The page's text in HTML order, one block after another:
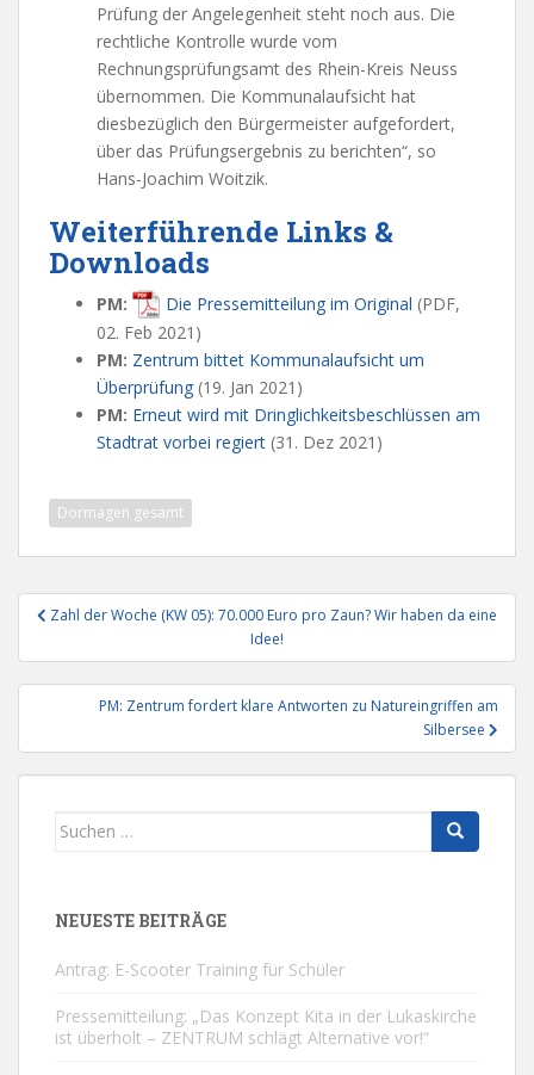
Prüfung der Angelegenheit steht noch aus. Die
rechtliche Kontrolle wurde vom
Rechnungsprüfungsamt des Rhein-Kreis Neuss
übernommen. Die Kommunalaufsicht hat
diesbezüglich den Bürgermeister aufgefordert,
über das Prüfungsergebnis zu berichten“, so
Hans-Joachim Woitzik.
Weiterführende Links &
Downloads
PM: Die Pressemitteilung im Original (PDF,
02. Feb 2021)
PM: Zentrum bittet Kommunalaufsicht um
Überprüfung (19. Jan 2021)
PM: Erneut wird mit Dringlichkeitsbeschlüssen am
Stadtrat vorbei regiert (31. Dez 2021)
Dormagen gesamt
Beitragsnavigation
Zahl der Woche (KW 05): 70.000 Euro pro Zaun? Wir haben da eine
Idee!
PM: Zentrum fordert klare Antworten zu Natureingriffen am
Silbersee
Suchen
NEUESTE BEITRÄGE
Antrag: E-Scooter Training für Schüler
Pressemitteilung: „Das Konzept Kita in der Lukaskirche
ist überholt – ZENTRUM schlägt Alternative vor!“